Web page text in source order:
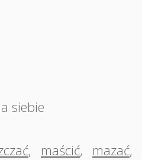
siebie
, maścić, mazać,